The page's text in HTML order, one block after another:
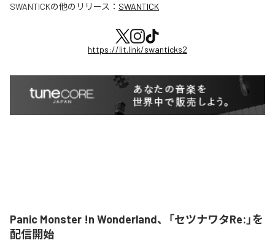
SWANTICKの他のリリース： SWANTICK
https://lit.link/swanticks2
Panic Monster !n Wonderland、「セツナワタRe:」を
配信開始